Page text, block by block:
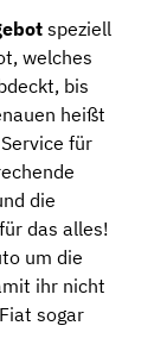
speziell
welches
bis
heißt
für
die
das alles!
um die
ihr nicht
sogar